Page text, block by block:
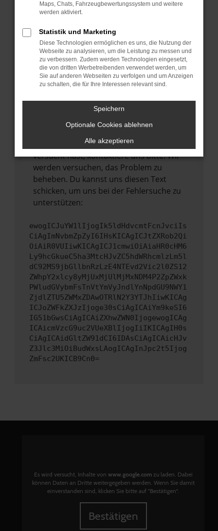
Starte dein Gerät neu.
vorübergehende Probleme zu beheben.
Stelle sicher, dass dein Browser und dein
Betriebssystem auf dem neuesten Stand
sind.
Veraltete Software birgt nicht nur ein
führen, dass bestimmte Funktionen nicht
Wende dich an den Webseitenbetreiber.
Wenn du alle oben genannten Schritte
versucht hast, kontaktiere uns bitte. Wir
werden versuchen, das Problem zu
beheben. Du kannst uns diesen Text
schicken, um uns bei der Fehlersuche zu
unterstützen:
ewogICJuYW1lIjogIk5ldHdvcmtFcnJvciIs
CiAgImNvbmZpZyI6IHsKICAgICJtZXRob2Qi
OiAiR0VUIiwKICAgICJ1cmwiOiAiaHR0cHM6
Ly9hcGkueC5ha3MtcHJvZC5hdWRhcmlzLm5l
dC92MS9jbGllbnRzLzE4NTEvd2Vic2l0ZS12
ZWhpY2xlcy8yMjUxMjUlMjMxNDM4P2ZpZWxk
PWludGVybmFsTnVtYmVyJndlYnNpdGU9NWY1
ZjdlZTU5ZWMxZDAwOTRlN2Y3YTJhIiwKICAg
ICJoZWFkZXJzIjoge30sCiAgICAiYm9keSI6
IG51bGwsCiAgICAiZXhwZWN0IjogewogICAg
ICAicmVzcG9uc2VUeXBlIjogIiIKICAgIH0s
CiAgICAidGltZW91dCI6IDAsCiAgICAicHJv
Z3Jlc3MiOiBudWxsLAogICAgInJpc2t5Ijog
ZmFsc2UKICB9Cn0=
Es wird versucht, Inhalte von www.google.comzu laden. Dabei
können Daten an Dritte weitergegeben werden. Wenn Sie damit
einverstanden sind, klicken Sie bitte auf "Bestätigen".
Bestätigen
Maps, Chats, Fahrzeugbewertungssystem und weitere
werden aktiviert.
Statistik und Marketing
Diese Technologien ermöglichen es uns, die Nutzung der
Webseite zu analysieren, um die Leistung zu messen und
zu verbessern. Zudem werden Technologien eingesetzt,
die von dritten Werbetreibenden verwendet werden, um
Sie auf anderen Webseiten zu verfolgen und um Anzeigen
zu schalten, die für Ihre Interessen relevant sind.
Speichern
Optionale Cookies ablehnen
Alle akzeptieren